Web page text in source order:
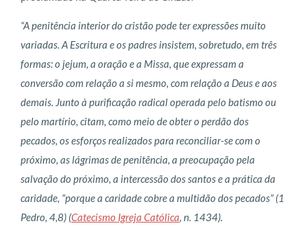
“A penitência interior do cristão pode ter expressões muito
variadas. A Escritura e os padres insistem, sobretudo, em três
formas: o jejum, a oração e a Missa, que expressam a
conversão com relação a si mesmo, com relação a Deus e aos
demais. Junto à purificação radical operada pelo batismo ou
pelo martírio, citam, como meio de obter o perdão dos
pecados, os esforços realizados para reconciliar-se com o
próximo, as lágrimas de penitência, a preocupação pela
salvação do próximo, a intercessão dos santos e a prática da
caridade, “porque a caridade cobre a multidão dos pecados” (1
Pedro, 4,8) (Catecismo Igreja Católica, n. 1434).